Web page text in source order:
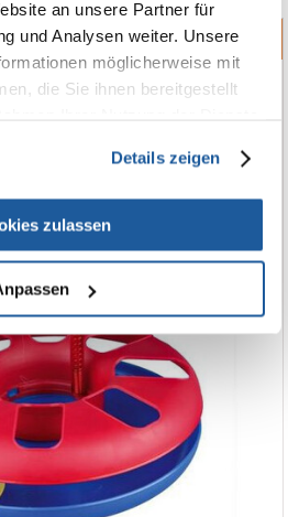
an unsere Partner für
und Analysen weiter. Unsere
möglicherweise mit
die Sie ihnen bereitgestellt
Details zeigen
zulassen
und Kratzbretter